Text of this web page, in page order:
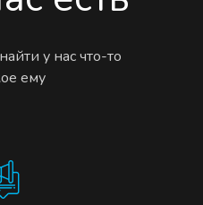
у нас что-то
ему